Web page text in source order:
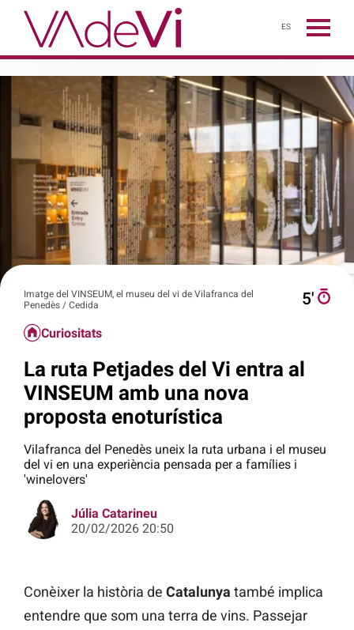
ES
Imatge del VINSEUM, el museu del vi de Vilafranca del
Penedès / Cedida
5′
Curiositats
La ruta Petjades del Vi entra al
VINSEUM amb una nova
proposta enoturística
Vilafranca del Penedès uneix la ruta urbana i el museu
del vi en una experiència pensada per a famílies i
'winelovers'
Júlia Catarineu
20/02/2026 20:50
Conèixer la història de Catalunya també implica
entendre que som una terra de vins. Passejar